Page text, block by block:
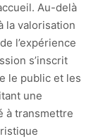
Au-delà
la valorisation
l’expérience
s’inscrit
le public et les
une
à transmettre